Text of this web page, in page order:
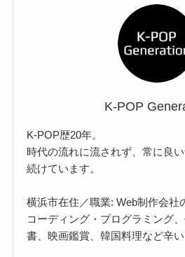
K-POP
K-POP歴20年。
時代の流れに流されず、常に良
続けています。
横浜市在住／職業: Web制作会社
コーディング・プログラミング
書、映画鑑賞、韓国料理など辛い